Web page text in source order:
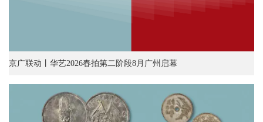
京广联动丨华艺2026春拍第二阶段8月广州启幕